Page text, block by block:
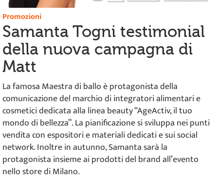
Promozioni
Samanta Togni testimonial
della nuova campagna di
Matt
La famosa Maestra di ballo è protagonista della
comunicazione del marchio di integratori alimentari e
cosmetici dedicata alla linea beauty “AgeActiv, il tuo
mondo di bellezza”. La pianificazione si sviluppa nei punti
vendita con espositori e materiali dedicati e sui social
network. Inoltre in autunno, Samanta sarà la
protagonista insieme ai prodotti del brand all’evento
nello store di Milano.